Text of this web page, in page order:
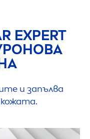
EXPERT
и запълва